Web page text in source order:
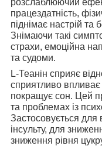
працездатність,
піднімає настрій
Знімаючи такі
страхи, емоційна
та судоми.
L-Теанін сприяє
сприятливо
покращує сон. Цей
та проблемах із
Застосовується для
інсульту, для
зниження рівня